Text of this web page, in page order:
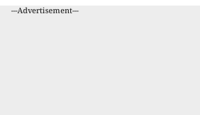
---Advertisement---